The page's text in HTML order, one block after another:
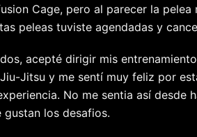
Cage, pero al parecer la pelea
peleas tuviste agendadas y
acepté dirigir mis
Jitsu y me sentí muy feliz por
No me sentia así desde
los desafios.